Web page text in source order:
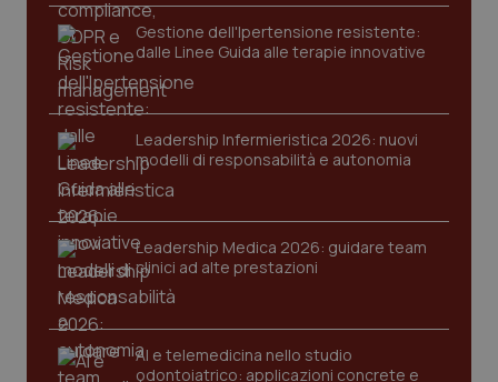
Gestione dell'Ipertensione resistente:
dalle Linee Guida alle terapie innovative
Leadership Infermieristica 2026: nuovi
modelli di responsabilità e autonomia
Leadership Medica 2026: guidare team
clinici ad alte prestazioni
AI e telemedicina nello studio
odontoiatrico: applicazioni concrete e
tracking-sites-ironfish-
tracking-enable
www.quotidianosanita.it
tracking-sites-ironfish-
session-id